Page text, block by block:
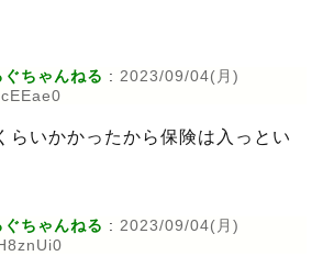
ちゃんねる : 2023/09/04(月)
らいかかったから保険は入っとい
ちゃんねる : 2023/09/04(月)